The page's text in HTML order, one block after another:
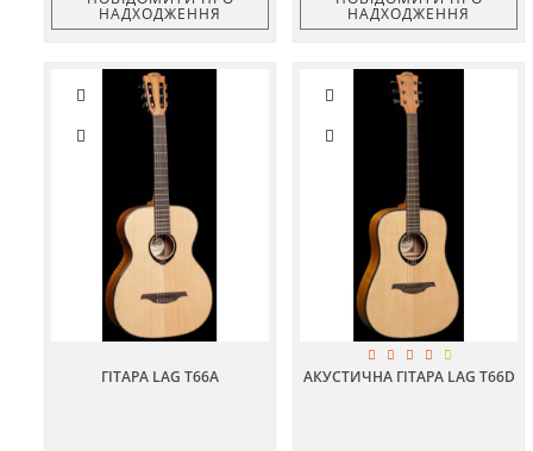
НАДХОДЖЕННЯ НАДХОДЖЕННЯ
ГІТАРА LAG T66A АКУСТИЧНА ГІТАРА LAG T66D